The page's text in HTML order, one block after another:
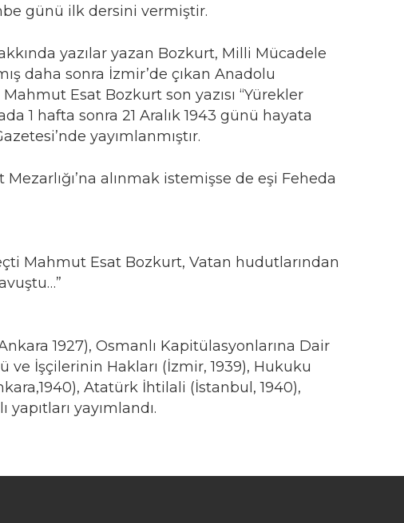
günü ilk dersini vermiştir.
yazılar yazan Bozkurt, Milli Mücadele
daha sonra İzmir’de çıkan Anadolu
Esat Bozkurt son yazısı “Yürekler
1 hafta sonra 21 Aralık 1943 günü hayata
yayımlanmıştır.
alınmak istemişse de eşi Feheda
Mahmut Esat Bozkurt, Vatan hudutlarından
1927), Osmanlı Kapitülasyonlarına Dair
ve İşçilerinin Hakları (İzmir, 1939), Hukuku
Atatürk İhtilali (İstanbul, 1940),
yayımlandı.